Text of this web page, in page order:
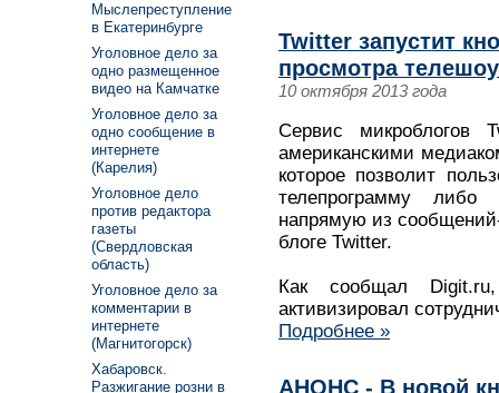
Twitter запустит
просмотра
10 октября 2013 года
Сервис микроблогов
американскими
которое позволит
телепрограмму
напрямую из
блоге Twitter.
Как сообщал
активизировал
Подробнее »
АНОНС - В новой
Мыслепреступление
в Екатеринбурге
Уголовное дело за
одно размещенное
видео на Камчатке
Уголовное дело за
одно сообщение в
интернете
(Карелия)
Уголовное дело
против редактора
газеты
(Свердловская
область)
Уголовное дело за
комментарии в
интернете
(Магнитогорск)
Хабаровск.
Разжигание розни в